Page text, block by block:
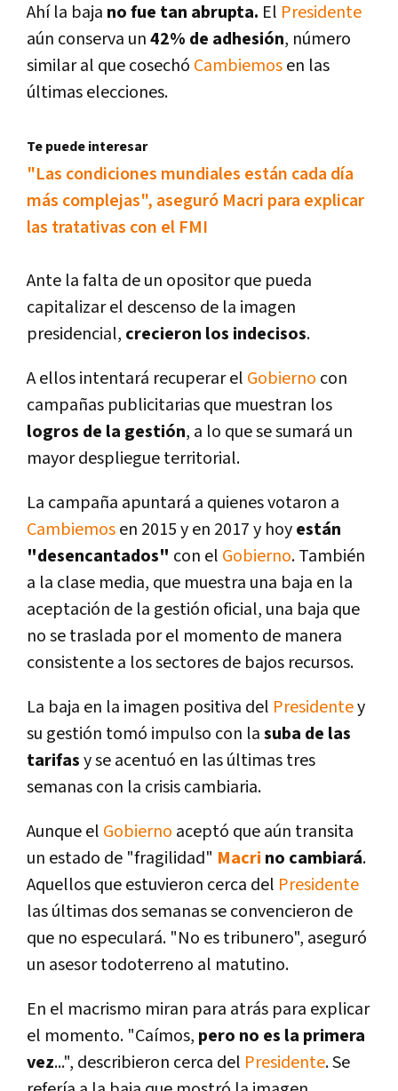
Ahí­ la baja no fue tan abrupta. El Presidente
aún conserva un42% de adhesión, número
similar al que cosechó Cambiemosen las
últimas elecciones.
Te puede interesar
"Las condiciones mundiales están cada dí­a
más complejas", aseguró Macri para explicar
las tratativas con el FMI
Ante la falta de un opositor que pueda
capitalizar el descenso de la imagen
presidencial, crecieron los indecisos.
A ellos intentará recuperar el Gobierno con
campañas publicitarias que muestran los
logros de la gestión, a lo que se sumará un
mayor despliegue territorial.
La campaña apuntará a quienes votaron a
Cambiemosen 2015 y en 2017 y hoyestán
"desencantados" con el Gobierno. También
a la clase media, que muestra una baja en la
aceptación de la gestión oficial, una baja que
no se traslada por el momento de manera
consistente a los sectores de bajos recursos.
La baja en la imagen positiva del Presidentey
su gestión tomó impulso con lasuba de las
tarifasy se acentuó en las últimas tres
semanas con la crisis cambiaria.
Aunque el Gobierno aceptó que aún transita
un estado de "fragilidad" Macri no cambiará.
Aquellos que estuvieron cerca del Presidente
las últimas dos semanas se convencieron de
que no especulará. "No es tribunero", aseguró
un asesor todoterreno al matutino.
En el macrismo miran para atrás para explicar
el momento. "Caí­mos, pero no es la primera
vez...", describieron cerca del Presidente. Se